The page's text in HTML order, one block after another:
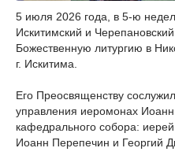
5 июля 2026 года, в 5-ю
Искитимский и
Божественную литургию в
г. Искитима.
Его Преосвященству
управления иеромонах
кафедрального собора:
Иоанн Перепечин и Георгий